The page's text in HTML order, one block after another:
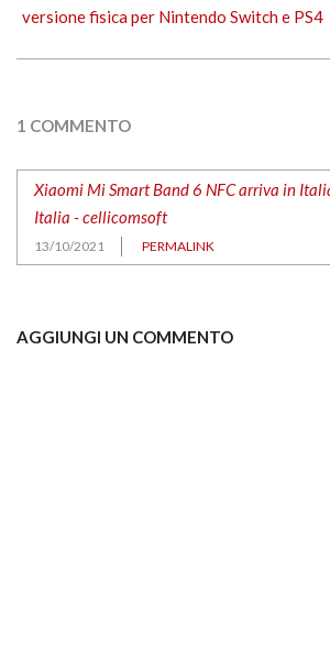
versione fisica per Nintendo Switch e PS4
1 COMMENTO
Xiaomi Mi Smart Band 6 NFC arriva in
Italia - cellicomsoft
13/10/2021 PERMALINK
AGGIUNGI UN COMMENTO